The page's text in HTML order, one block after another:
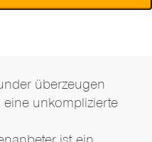
überzeugen
unkomplizierte